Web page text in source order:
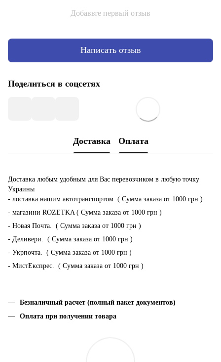
Добавьте первый отзыв
Написать отзыв
Поделиться в соцсетях
Доставка Оплата
Доставка любым удобным для Вас перевозчиком в любую точку
Украины
- лоставка нашим автотранспортом ( Сумма заказа от 1000 грн )
- магазини ROZETKA ( Сумма заказа от 1000 грн )
- Новая Почта. ( Сумма заказа от 1000 грн )
- Деливери. ( Сумма заказа от 1000 грн )
- Укрпочта. ( Сумма заказа от 1000 грн )
- МистЕкспрес. ( Сумма заказа от 1000 грн )
Безналичный расчет (полный пакет документов)
Оплата при получении товара